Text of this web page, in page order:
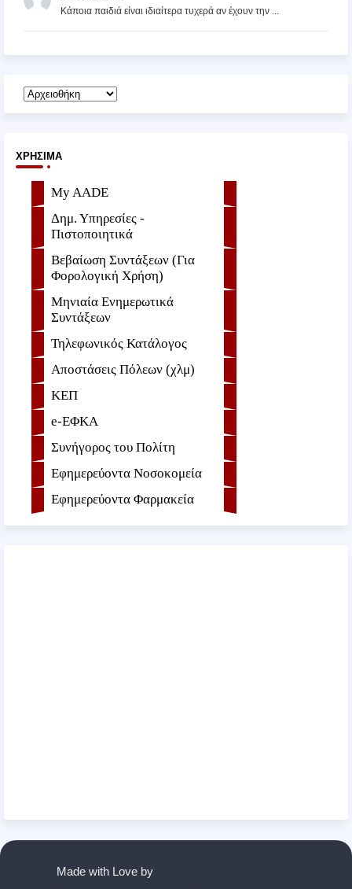
Κάποια παιδιά είναι ιδιαίτερα τυχερά αν έχουν την ...
ΧΡΉΣΙΜΑ
My AADE
Δημ. Υπηρεσίες -
Πιστοποιητικά
Βεβαίωση Συντάξεων (Για
Φορολογική Χρήση)
Μηνιαία Ενημερωτικά
Συντάξεων
Τηλεφωνικός Κατάλογος
Αποστάσεις Πόλεων (χλμ)
ΚΕΠ
e-ΕΦKA
Συνήγορος του Πολίτη
Εφημερεύοντα Νοσοκομεία
Εφημερεύοντα Φαρμακεία
Made with Love by